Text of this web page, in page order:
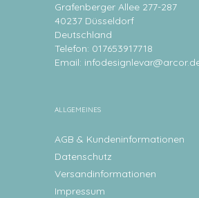
Grafenberger Allee 277-287
40237 Düsseldorf
Deutschland
Telefon: 017653917718
Email:
ALLGEMEINES
AGB & Kundeninformationen
Datenschutz
Versandinformationen
Impressum